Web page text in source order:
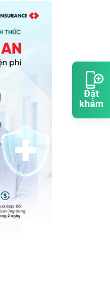
Đặt
khám